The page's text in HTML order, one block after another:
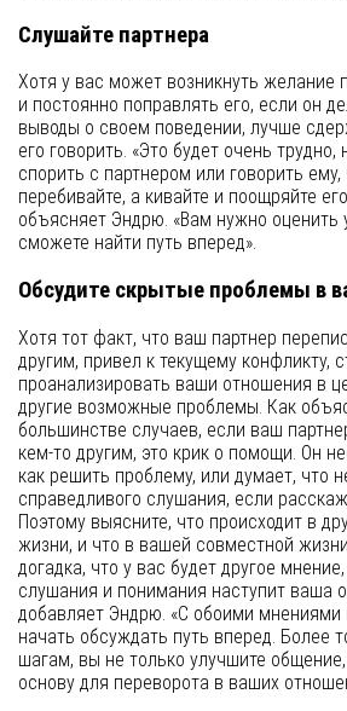
Слушайте партнера
Хотя у вас может возникнуть желание
и постоянно поправлять его, если он
выводы о своем поведении, лучше
его говорить. «Это будет очень
спорить с партнером или говорить
перебивайте, а кивайте и поощряйте
объясняет Эндрю. «Вам нужно
сможете найти путь вперед».
Обсудите скрытые проблемы в
Хотя тот факт, что ваш партнер
другим, привел к текущему конфликту,
проанализировать ваши отношения в
другие возможные проблемы. Как
большинстве случаев, если ваш
кем-то другим, это крик о помощи. Он
как решить проблему, или думает, что
справедливого слушания, если
Поэтому выясните, что происходит в
жизни, и что в вашей совместной
догадка, что у вас будет другое
слушания и понимания наступит ваша
добавляет Эндрю. «С обоими
начать обсуждать путь вперед. Более
шагам, вы не только улучшите
основу для переворота в ваших